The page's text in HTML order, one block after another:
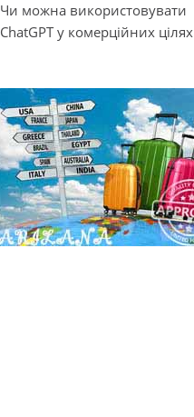
Чи можна використовувати
ChatGPT у комерційних цілях